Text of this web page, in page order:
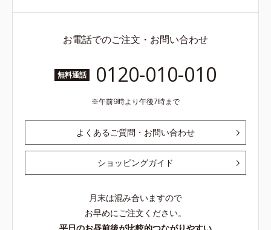
お電話でのご注文・お問い合わせ
無料通話 0120-010-010
午前9時より午後7時まで
よくあるご質問・お問い合わせ
ショッピングガイド
月末は混み合いますので
お早めにご注文ください。